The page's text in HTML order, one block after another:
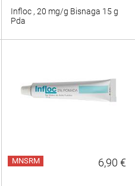
Infloc , 20 mg/g Bisnaga 15 g
Pda
MNSRM 6,90 €